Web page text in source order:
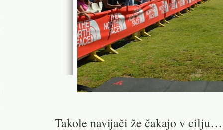
Takole navijači že čakajo v cilju…